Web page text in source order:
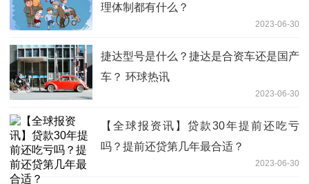
理体制都有什么？
2023-06-30
捷达型号是什么？捷达是合资车还是国产
车？ 环球热讯
2023-06-30
【全球报资讯】贷款30年提前还吃亏
吗？提前还贷第几年最合适？
2023-06-30